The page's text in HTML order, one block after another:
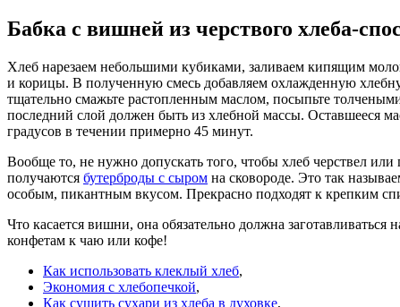
Бабка с вишней из черствого хлеба-
Хлеб нарезаем небольшими кубиками, заливаем кипящим
и корицы. В полученную смесь добавляем охлажденную
тщательно смажьте растопленным маслом, посыпьте
последний слой должен быть из хлебной массы. Оставшееся
градусов в течении примерно 45 минут.
Вообще то, не нужно допускать того, чтобы хлеб черствел
получаются бутерброды с сыром на сковороде. Это так
особым, пикантным вкусом. Прекрасно подходят к крепким
Что касается вишни, она обязательно должна
конфетам к чаю или кофе!
Как использовать клеклый хлеб,
Экономия с хлебопечкой,
Как сушить сухари из хлеба в духовке,